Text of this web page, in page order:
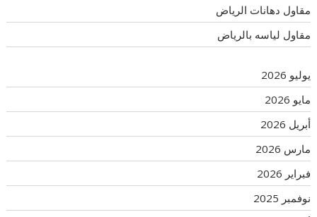
مقاول دهانات الرياض
مقاول لياسه بالرياض
يوليو 2026
مايو 2026
أبريل 2026
مارس 2026
فبراير 2026
نوفمبر 2025